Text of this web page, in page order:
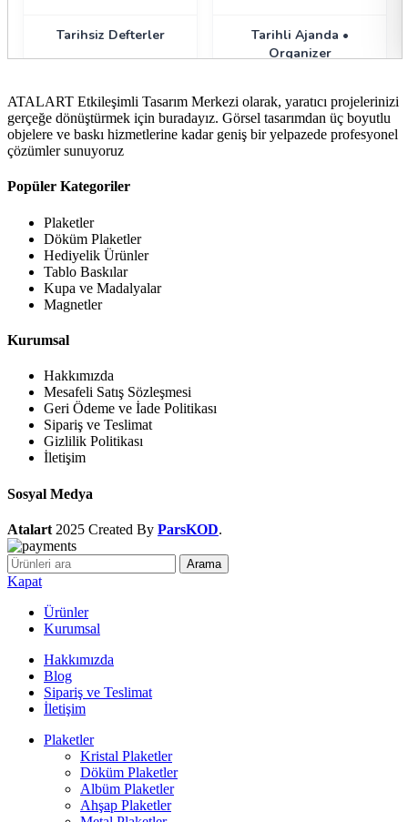
ATALART Etkileşimli Tasarım Merkezi olarak, yaratıcı projelerinizi
gerçeğe dönüştürmek için buradayız. Görsel tasarımdan üç boyutlu
objelere ve baskı hizmetlerine kadar geniş bir yelpazede profesyonel
çözümler sunuyoruz
Popüler Kategoriler
Plaketler
Döküm Plaketler
Hediyelik Ürünler
Tablo Baskılar
Kupa ve Madalyalar
Magnetler
Kurumsal
Hakkımızda
Mesafeli Satış Sözleşmesi
Geri Ödeme ve İade Politikası
Sipariş ve Teslimat
Gizlilik Politikası
İletişim
Sosyal Medya
Atalart 2025 Created By ParsKOD.
Arama
Kapat
Ürünler
Kurumsal
Hakkımızda
Blog
Sipariş ve Teslimat
İletişim
Plaketler
Kristal Plaketler
Döküm Plaketler
Albüm Plaketler
Ahşap Plaketler